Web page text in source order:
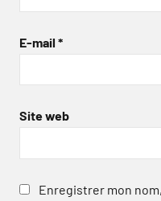
E-mail *
Site web
Enregistrer mon